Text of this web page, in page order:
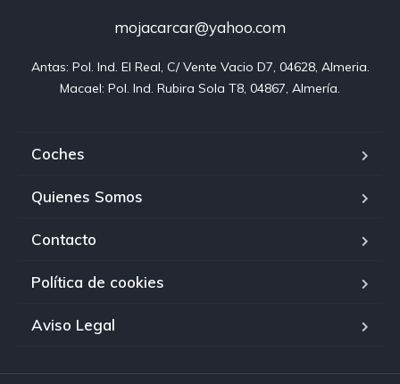
mojacarcar@yahoo.com
Antas: Pol. Ind. El Real, C/ Vente Vacio D7, 04628, Almeria.
Macael: Pol. Ind. Rubira Sola T8, 04867, Almería.
Coches
Quienes Somos
Contacto
Política de cookies
Aviso Legal